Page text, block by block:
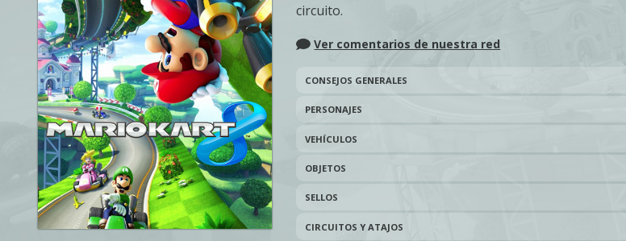
circuito.
Ver comentarios de nuestra red
CONSEJOS GENERALES
PERSONAJES
VEHÍCULOS
OBJETOS
SELLOS
CIRCUITOS Y ATAJOS